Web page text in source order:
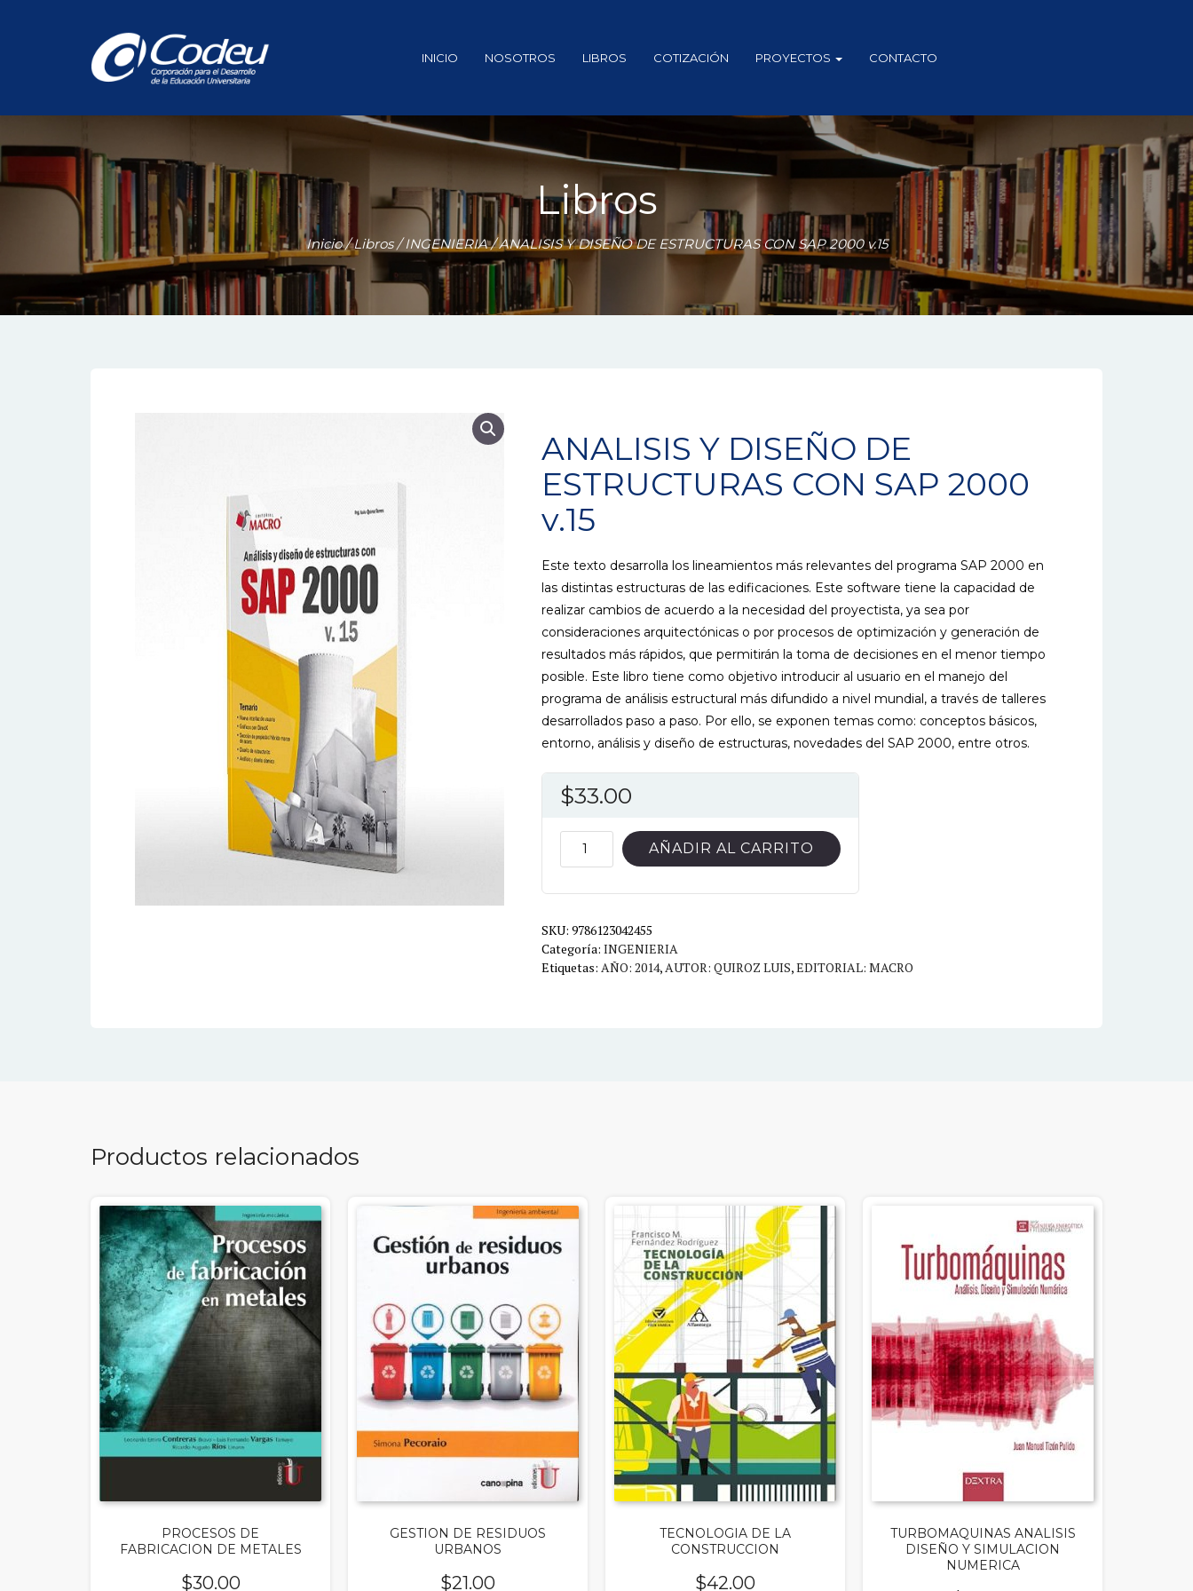
INICIO NOSOTROS LIBROS COTIZACIÓN PROYECTOS CONTACTO
Libros
Inicio/Libros/INGENIERIA/ ANALISIS Y DISEÑO DE ESTRUCTURAS CON SAP 2000 v.15
ANALISIS Y DISEÑO DE
ESTRUCTURAS CON SAP 2000
v.15
Este texto desarrolla los lineamientos más relevantes del programa SAP 2000 en
las distintas estructuras de las edificaciones. Este software tiene la capacidad de
realizar cambios de acuerdo a la necesidad del proyectista, ya sea por
consideraciones arquitectónicas o por procesos de optimización y generación de
resultados más rápidos, que permitirán la toma de decisiones en el menor tiempo
posible. Este libro tiene como objetivo introducir al usuario en el manejo del
programa de análisis estructural más difundido a nivel mundial, a través de talleres
desarrollados paso a paso. Por ello, se exponen temas como: conceptos básicos,
entorno, análisis y diseño de estructuras, novedades del SAP 2000, entre otros.
$33.00
ANALISIS
Y
ESTRUCTURAS
CON
SAP
AÑADIR AL CARRITO
SKU: 9786123042455
Categoría: INGENIERIA
Etiquetas: AÑO: 2014,AUTOR: QUIROZ LUIS,EDITORIAL: MACRO
Productos relacionados
PROCESOS DE
FABRICACION DE METALES
$30.00
GESTION DE RESIDUOS
URBANOS
$21.00
TECNOLOGIA DE LA
CONSTRUCCION
$42.00
TURBOMAQUINAS ANALISIS
DISEÑO Y SIMULACION
NUMERICA